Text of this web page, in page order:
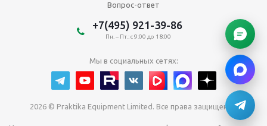
Вопрос-ответ
+7(495) 921-39-86
Пн. – Пт.: с 9:00 до 18:00
Мы в социальных сетях:
2026 © Praktika Equipment Limited. Все права защищены.